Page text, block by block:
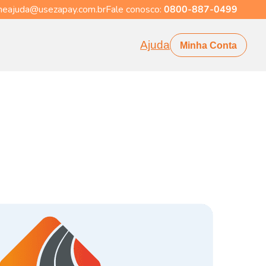
Fale conosco: 0800-887-0499
Ajuda Minha Conta